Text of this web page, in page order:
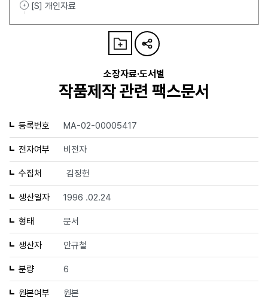
[S] 개인자료
소장자료·도서별
작품제작 관련 팩스문서
등록번호 MA-02-00005417
전자여부 비전자
수집처 김정헌
생산일자 1996 .02.24
형태 문서
생산자 안규철
분량 6
원본여부 원본